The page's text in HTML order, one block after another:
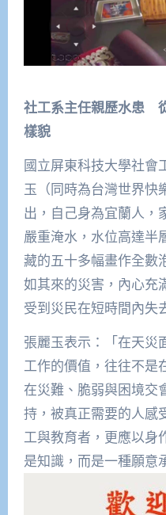
社工系主任親歷水患
樣貌
國立屏東科技大學社會
玉（同時為台灣世界快
出，自己身為宜蘭人，
嚴重淹水，水位高達半
藏的五十多幅畫作全數
如其來的災害，內心充
受到災民在短時間內失
張麗玉表示：「在天災
工作的價值，往往不是
在災難、脆弱與困境交
持，被真正需要的人感
工與教育者，更應以身
是知識，而是一種願意